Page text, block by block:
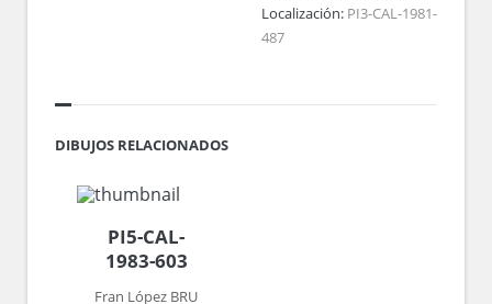
Localización: PI3-CAL-1981-
487
DIBUJOS RELACIONADOS
PI5-CAL-
1983-603
Fran López BRU